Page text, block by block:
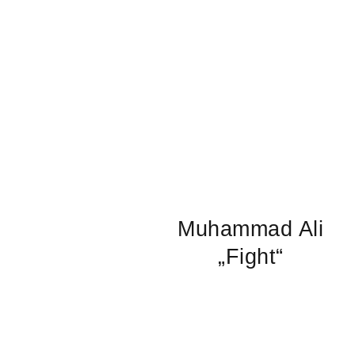
Muhammad Ali
„Fight“